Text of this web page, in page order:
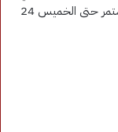
المقبل يوم السبت الموافق 12 سبتمبر 2026، ويستمر حتى الخميس 24